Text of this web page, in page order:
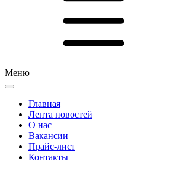
Меню
Главная
Лента новостей
О нас
Вакансии
Прайс-лист
Контакты